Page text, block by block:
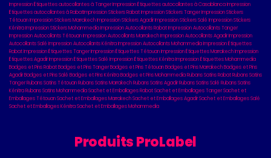
Produits ProLabel
Impression Étiquettes autocollantes à TangerImpression Étiquettes autocollantes à CasablancaImpression
Étiquettes autocollantes à RabatImpression Stickers RabatImpression Stickers TangerImpression Stickers
TétouanImpression Stickers MarrakechImpression Stickers AgadirImpression Stickers Salé Impression Stickers
KénitraImpression Stickers MohammediaImpression Autocollants RabatImpression Autocollants Tanger
Impression Autocollants TétouanImpression Autocollants MarrakechImpression Autocollants AgadirImpression
Autocollants Salé Impression Autocollants KénitraImpression Autocollants MohammediaImpression Étiquettes
RabatImpression Étiquettes TangerImpression Étiquettes TétouanImpression Étiquettes MarrakechImpression
Étiquettes AgadirImpression Étiquettes Salé Impression Étiquettes KénitraImpression Étiquettes Mohammedia
Badges et Pins RabatBadges et Pins TangerBadges et Pins TétouanBadges et Pins MarrakechBadges et Pins
AgadirBadges et Pins Salé Badges et Pins KénitraBadges et Pins MohammediaRubans Satins RabatRubans Satins
TangerRubans Satins TétouanRubans Satins MarrakechRubans Satins AgadirRubans Satins Salé Rubans Satins
KénitraRubans Satins MohammediaSachet et Emballages RabatSachet et Emballages TangerSachet et
Emballages TétouanSachet et Emballages MarrakechSachet et Emballages AgadirSachet et Emballages Salé
Sachet et Emballages KénitraSachet et Emballages Mohammedia